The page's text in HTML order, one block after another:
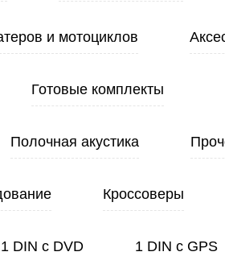
и мотоциклов
Готовые комплекты
Полочная акустика
Кроссоверы
1 DIN с DVD 1 DIN с GPS